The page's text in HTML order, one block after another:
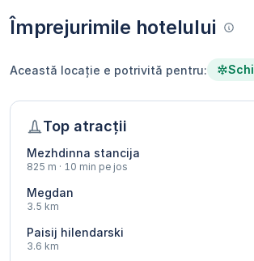
Împrejurimile hotelului
Această locație e potrivită pentru: Schi
Top atracții
Mezhdinna stancija
825 m · 10 min pe jos
Megdan
3.5 km
Paisij hilendarski
3.6 km